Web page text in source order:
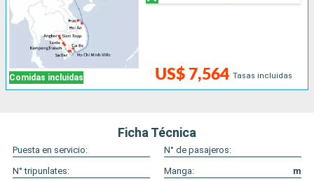
Comidas incluidas US$ 7,564 Tasas incluidas
Ficha Técnica
Puesta en servicio:
N° de pasajeros:
N° tripunlates:
Manga:
m